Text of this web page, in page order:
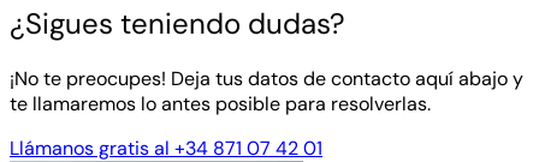
¿Sigues teniendo dudas?
¡No te preocupes! Deja tus datos de contacto aquí abajo y
te llamaremos lo antes posible para resolverlas.
Llámanos gratis al +34 871 07 42 01